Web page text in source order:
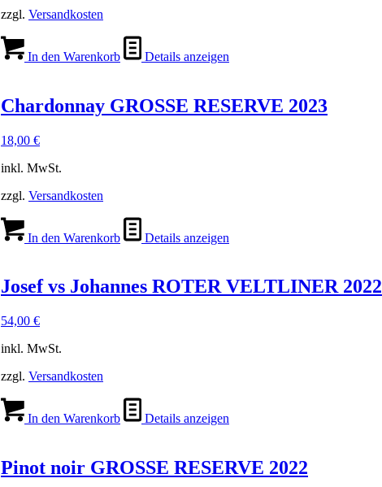
zzgl. Versandkosten
In den Warenkorb Details anzeigen
Chardonnay GROSSE RESERVE 2023
18,00 €
inkl. MwSt.
zzgl. Versandkosten
In den Warenkorb Details anzeigen
Josef vs Johannes ROTER VELTLINER 2022
54,00 €
inkl. MwSt.
zzgl. Versandkosten
In den Warenkorb Details anzeigen
Pinot noir GROSSE RESERVE 2022